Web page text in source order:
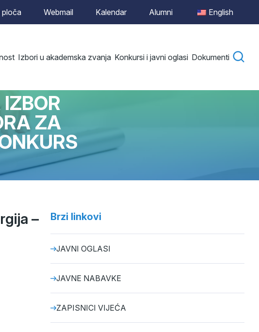
ploča Webmail Kalendar Alumni English
Izbori u akademska zvanja Konkursi i javni oglasi Dokumenti
ZA
–
Brzi linkovi
JAVNI OGLASI
JAVNE NABAVKE
ZAPISNICI VIJEĆA